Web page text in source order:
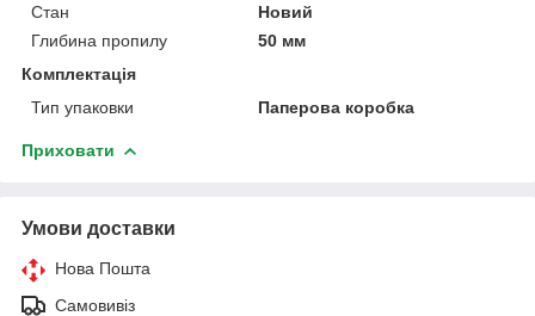
Стан
Новий
Глибина пропилу
50 мм
Комплектація
Тип упаковки
Паперова коробка
Приховати
Умови доставки
Нова Пошта
Самовивіз